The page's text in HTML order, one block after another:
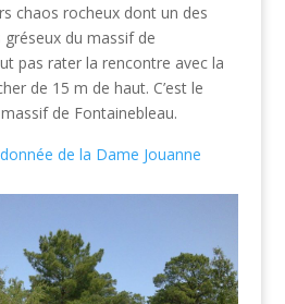
chaos rocheux dont un des
du massif de
pas rater la rencontre avec la
de 15 m de haut. C’est le
de Fontainebleau.
de la Dame Jouanne